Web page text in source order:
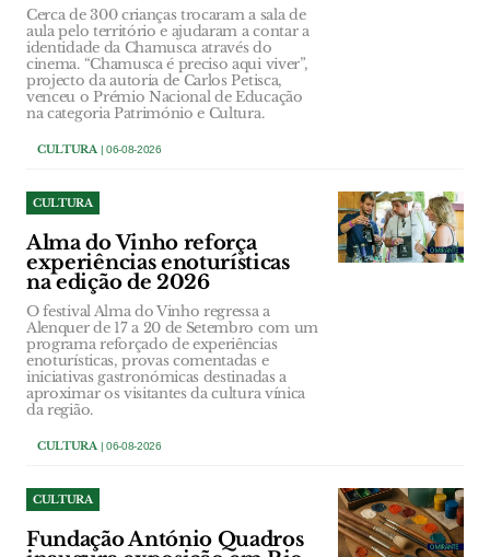
Cerca de 300 crianças trocaram a sala de
aula pelo território e ajudaram a contar a
identidade da Chamusca através do
cinema. “Chamusca é preciso aqui viver”,
projecto da autoria de Carlos Petisca,
venceu o Prémio Nacional de Educação
na categoria Património e Cultura.
CULTURA| 06-08-2026
CULTURA
Alma do Vinho reforça
experiências enoturísticas
na edição de 2026
O festival Alma do Vinho regressa a
Alenquer de 17 a 20 de Setembro com um
programa reforçado de experiências
enoturísticas, provas comentadas e
iniciativas gastronómicas destinadas a
aproximar os visitantes da cultura vínica
da região.
CULTURA| 06-08-2026
CULTURA
Fundação António Quadros